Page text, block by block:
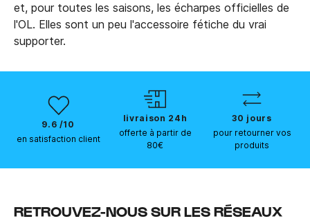
et, pour toutes les saisons, les écharpes officielles de
l'OL. Elles sont un peu l'accessoire fétiche du vrai
supporter.
9.6 /10
en satisfaction client
livraison 24h
offerte à partir de
80€
30 jours
pour retourner vos
produits
RETROUVEZ-NOUS SUR LES RÉSEAUX